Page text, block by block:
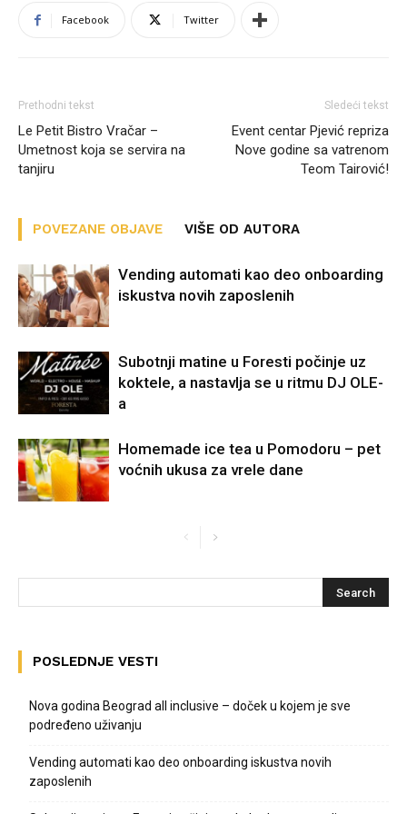
Facebook Twitter
Prethodni tekst
Le Petit Bistro Vračar –
Umetnost koja se servira na
tanjiru
Sledeći tekst
Event centar Pjević repriza
Nove godine sa vatrenom
Teom Tairović!
POVEZANE OBJAVE VIŠE OD AUTORA
Vending automati kao deo onboarding
iskustva novih zaposlenih
Subotnji matine u Foresti počinje uz
koktele, a nastavlja se u ritmu DJ OLE-
a
Homemade ice tea u Pomodoru – pet
voćnih ukusa za vrele dane
POSLEDNJE VESTI
Nova godina Beograd all inclusive – doček u kojem je sve
podređeno uživanju
Vending automati kao deo onboarding iskustva novih
zaposlenih